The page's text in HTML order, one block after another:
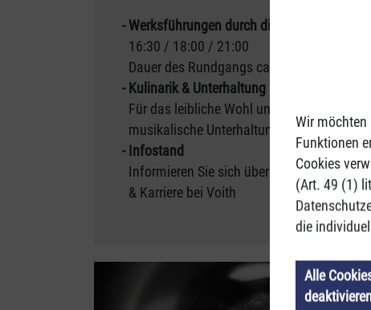
- Werksführungen durch die Produktion:
16:30 / 18:00 / 21:00
Dauer des Rundgangs ca. 1 Stunde
- Kulinarik & Unterhaltung
Für das leibliche Wohl und
musikalische Unterhaltung ist gesorgt.
- Infostand
Informieren Sie sich über Ausbildung
& Karriere bei Voith
Wir möchten
Funktionen
Cookies
(Art. 49 (1)
die
Alle